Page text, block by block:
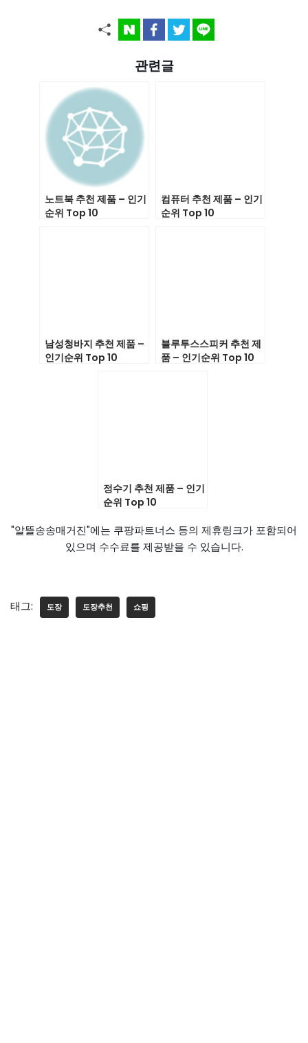
관련글
노트북 추천 제품 – 인기
순위 Top 10
컴퓨터 추천 제품 – 인기
순위 Top 10
남성청바지 추천 제품 –
인기순위 Top 10
블루투스스피커 추천 제
품 – 인기순위 Top 10
정수기 추천 제품 – 인기
순위 Top 10
"알뜰송송매거진"에는 쿠팡파트너스 등의 제휴링크가 포함되어
있으며 수수료를 제공받을 수 있습니다.
태그: 도장 도장추천 쇼핑